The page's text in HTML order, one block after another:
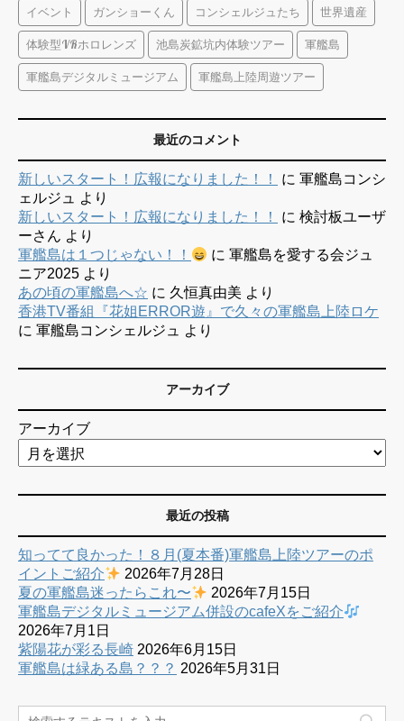
イベント ガンショーくん コンシェルジュたち 世界遺産
体験型VRホロレンズ 池島炭鉱坑内体験ツアー 軍艦島
軍艦島デジタルミュージアム 軍艦島上陸周遊ツアー
最近のコメント
新しいスタート！広報になりました！！ に 軍艦島コンシ
ェルジュ より
新しいスタート！広報になりました！！
に 検討板ユーザ
ーさん より
軍艦島は１つじゃない！！
に軍艦島を愛する会ジュ
ニア2025 より
あの頃の軍艦島へ☆ に 久恒真由美 より
香港TV番組『花姐ERROR遊』で久々の軍艦島上陸ロケ
に 軍艦島コンシェルジュ より
アーカイブ
アーカイブ
最近の投稿
知ってて良かった！８月(夏本番)軍艦島上陸ツアーのポ
イントご紹介
2026年7月28日
夏の軍艦島迷ったらこれ〜
2026年7月15日
軍艦島デジタルミュージアム併設のcafeXをご紹介
2026年7月1日
紫陽花が彩る長崎 2026年6月15日
軍艦島は緑ある島？？？ 2026年5月31日